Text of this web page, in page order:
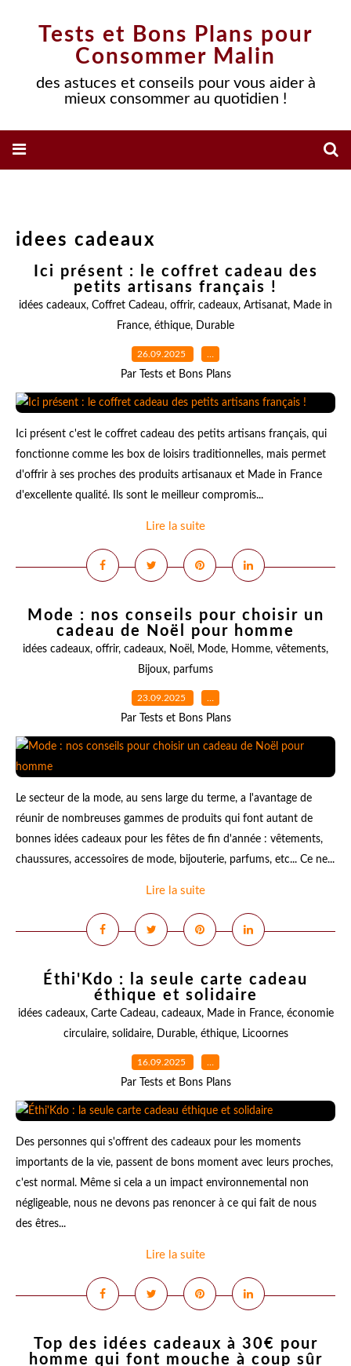
Tests et Bons Plans pour
Consommer Malin
des astuces et conseils pour vous aider à
mieux consommer au quotidien !
idees cadeaux
Ici présent : le coffret cadeau des
petits artisans français !
idées cadeaux, Coffret Cadeau, offrir, cadeaux, Artisanat, Made in
France, éthique, Durable
26.09.2025 …
Par Tests et Bons Plans
Ici présent c'est le coffret cadeau des petits artisans français, qui
fonctionne comme les box de loisirs traditionnelles, mais permet
d'offrir à ses proches des produits artisanaux et Made in France
d'excellente qualité. Ils sont le meilleur compromis...
Lire la suite
Mode : nos conseils pour choisir un
cadeau de Noël pour homme
idées cadeaux, offrir, cadeaux, Noël , Mode, Homme, vêtements,
Bijoux, parfums
23.09.2025 …
Par Tests et Bons Plans
Le secteur de la mode, au sens large du terme, a l'avantage de
réunir de nombreuses gammes de produits qui font autant de
bonnes idées cadeaux pour les fêtes de fin d'année : vêtements,
chaussures, accessoires de mode, bijouterie, parfums, etc... Ce ne...
Lire la suite
Éthi'Kdo : la seule carte cadeau
éthique et solidaire
idées cadeaux, Carte Cadeau, cadeaux, Made in France, économie
circulaire, solidaire, Durable, éthique, Licoornes
16.09.2025 …
Par Tests et Bons Plans
Des personnes qui s'offrent des cadeaux pour les moments
importants de la vie, passent de bons moment avec leurs proches,
c'est normal. Même si cela a un impact environnemental non
négligeable, nous ne devons pas renoncer à ce qui fait de nous
des êtres...
Lire la suite
Top des idées cadeaux à 30€ pour
homme qui font mouche à coup sûr